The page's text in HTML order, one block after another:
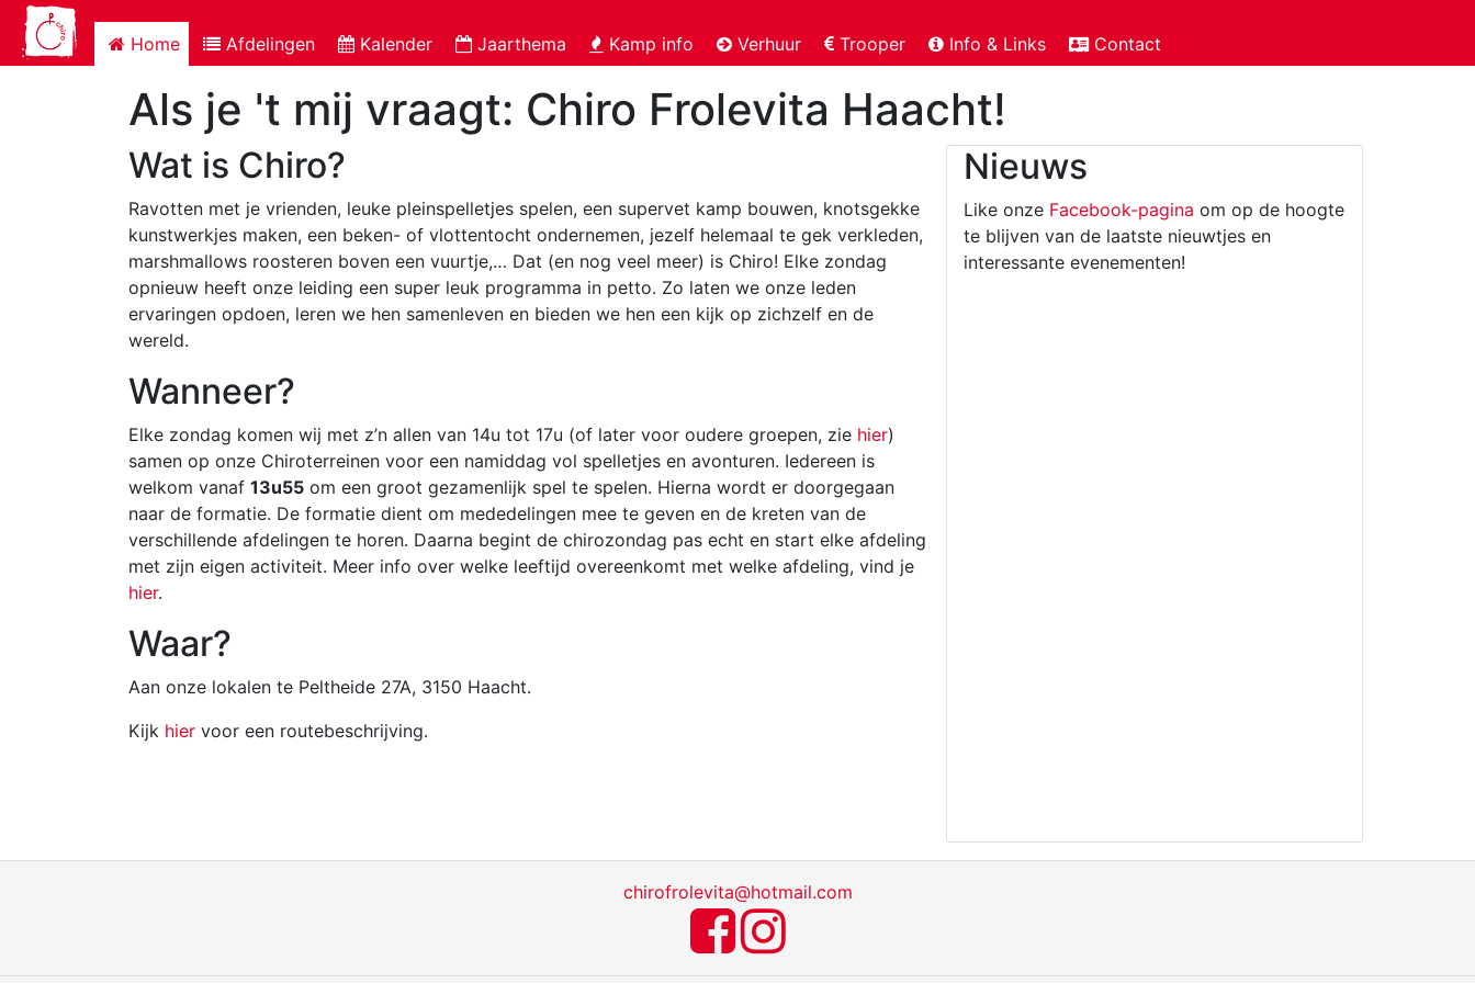
Home Afdelingen Kalender Jaarthema Kamp info Verhuur Trooper Info & Links Contact
Als je 't mij vraagt: Chiro Frolevita Haacht!
Wat is Chiro?
Ravotten met je vrienden, leuke pleinspelletjes spelen, een supervet kamp bouwen, knotsgekke
kunstwerkjes maken, een beken- of vlottentocht ondernemen, jezelf helemaal te gek verkleden,
marshmallows roosteren boven een vuurtje,… Dat (en nog veel meer) is Chiro! Elke zondag
opnieuw heeft onze leiding een super leuk programma in petto. Zo laten we onze leden
ervaringen opdoen, leren we hen samenleven en bieden we hen een kijk op zichzelf en de
wereld.
Wanneer?
Elke zondag komen wij met z’n allen van 14u tot 17u (of later voor oudere groepen, zie hier)
samen op onze Chiroterreinen voor een namiddag vol spelletjes en avonturen. Iedereen is
welkom vanaf 13u55 om een groot gezamenlijk spel te spelen. Hierna wordt er doorgegaan
naar de formatie. De formatie dient om mededelingen mee te geven en de kreten van de
verschillende afdelingen te horen. Daarna begint de chirozondag pas echt en start elke afdeling
met zijn eigen activiteit. Meer info over welke leeftijd overeenkomt met welke afdeling, vind je
hier.
Waar?
Aan onze lokalen te Peltheide 27A, 3150 Haacht.
Kijk hier voor een routebeschrijving.
Nieuws
Like onze Facebook-pagina om op de hoogte
te blijven van de laatste nieuwtjes en
interessante evenementen!
chirofrolevita@hotmail.com